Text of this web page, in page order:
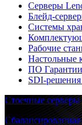
Серверы
Блейд-
Системы
Рабочие
Настольные
ПО
SDI-
Стоечные